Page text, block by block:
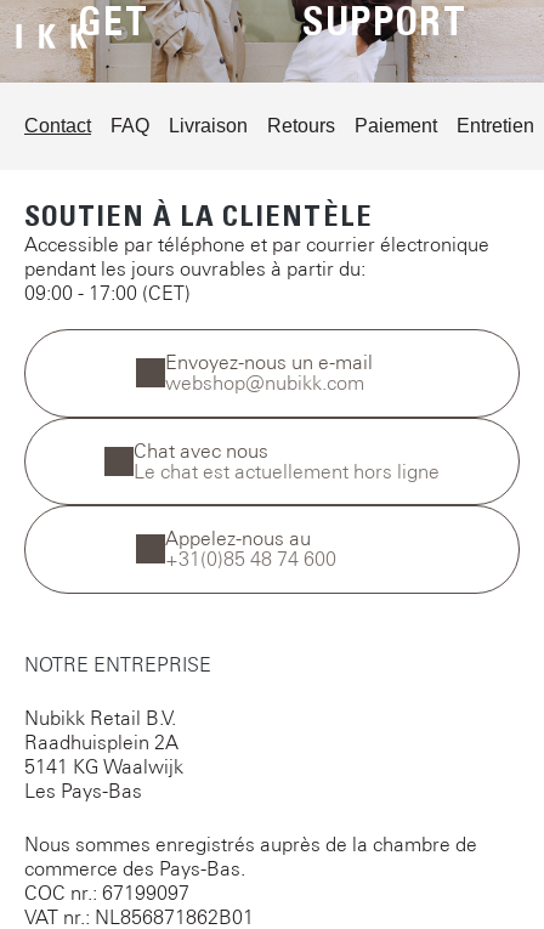
GET SUPPORT
Contact FAQ Livraison Retours Paiement Entretien
SOUTIEN À LA CLIENTÈLE
Accessible par téléphone et par courrier électronique
pendant les jours ouvrables à partir du:
09:00 - 17:00 (CET)
Envoyez-nous un e-mail
webshop@nubikk.com
Chat avec nous
Le chat est actuellement hors ligne
Appelez-nous au
+31(0)85 48 74 600
NOTRE ENTREPRISE
Nubikk Retail B.V.
Raadhuisplein 2A
5141 KG Waalwijk
Les Pays-Bas
Nous sommes enregistrés auprès de la chambre de
commerce des Pays-Bas.
COC nr.: 67199097
VAT nr.: NL856871862B01